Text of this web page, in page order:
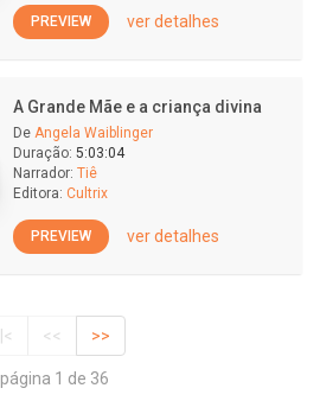
PREVIEW ver detalhes
A Grande Mãe e a criança divina
De Angela Waiblinger
Duração: 5:03:04
Narrador: Tiê
Editora: Cultrix
PREVIEW ver detalhes
|< << >>
página 1 de 36